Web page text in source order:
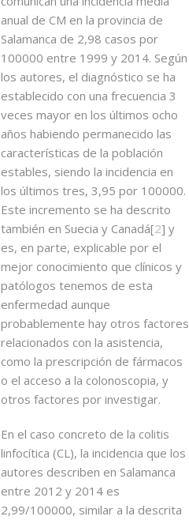
anual de CM en la provincia de
Salamanca de 2,98 casos por
100000 entre 1999 y 2014. Según
los autores, el diagnóstico se ha
establecido con una frecuencia 3
veces mayor en los últimos ocho
años habiendo permanecido las
características de la población
estables, siendo la incidencia en
los últimos tres, 3,95 por 100000.
Este incremento se ha descrito
también en Suecia y Canadá[2] y
es, en parte, explicable por el
mejor conocimiento que clínicos y
patólogos tenemos de esta
enfermedad aunque
probablemente hay otros factores
relacionados con la asistencia,
como la prescripción de fármacos
o el acceso a la colonoscopia, y
otros factores por investigar.
En el caso concreto de la colitis
linfocítica (CL), la incidencia que los
autores describen en Salamanca
entre 2012 y 2014 es
2,99/100000, similar a la descrita